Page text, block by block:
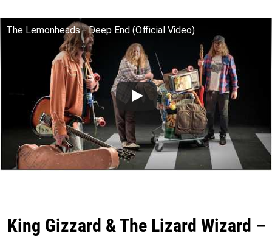
The Lemonheads - Deep End (Official Video)
King Gizzard & The Lizard Wizard –